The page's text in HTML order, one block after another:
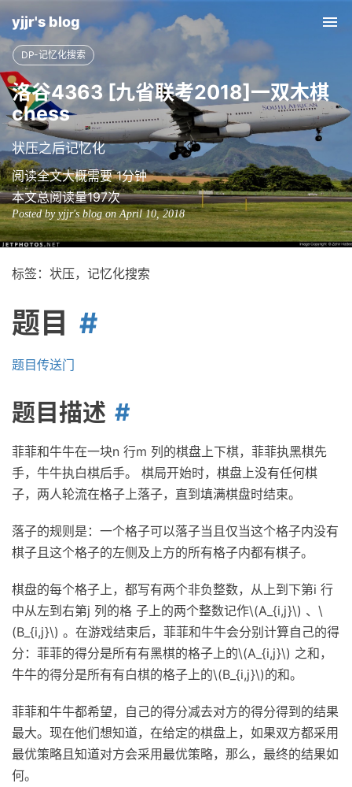
yjjr's blog
DP-记忆化搜索
洛谷4363 [九省联考2018]一双木棋
chess
状压之后记忆化
阅读全文大概需要 1分钟
本文总阅读量197次
Posted by yjjr's blog on April 10, 2018
标签：状压，记忆化搜索
题目
题目传送门
题目描述
菲菲和牛牛在一块n 行m 列的棋盘上下棋，菲菲执黑棋先
手，牛牛执白棋后手。 棋局开始时，棋盘上没有任何棋
子，两人轮流在格子上落子，直到填满棋盘时结束。
落子的规则是：一个格子可以落子当且仅当这个格子内没有
棋子且这个格子的左侧及上方的所有格子内都有棋子。
棋盘的每个格子上，都写有两个非负整数，从上到下第i 行
中从左到右第j 列的格 子上的两个整数记作\(A_{i,j}\) 、\
(B_{i,j}\) 。在游戏结束后，菲菲和牛牛会分别计算自己的得
分：菲菲的得分是所有有黑棋的格子上的\(A_{i,j}\) 之和，
牛牛的得分是所有有白棋的格子上的\(B_{i,j}\)的和。
菲菲和牛牛都希望，自己的得分减去对方的得分得到的结果
最大。现在他们想知道，在给定的棋盘上，如果双方都采用
最优策略且知道对方会采用最优策略，那么，最终的结果如
何。